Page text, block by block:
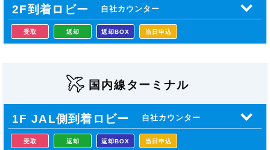
2F到着ロビー 自社カウンター
受取 返却 返却BOX 当日申込
国内線ターミナル
1F JAL側到着 ロビー 自社カウンター
受取 返却 返却BOX 当日申込